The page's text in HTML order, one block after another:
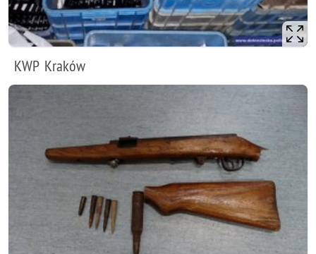
KWP Kraków